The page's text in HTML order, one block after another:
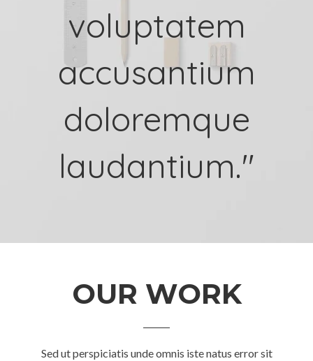
voluptatem
accusantium
doloremque
laudantium."
OUR WORK
Sed ut perspiciatis unde omnis iste natus error sit